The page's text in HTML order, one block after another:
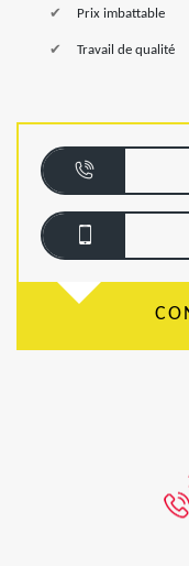
Prix imbattable
Travail de qualité